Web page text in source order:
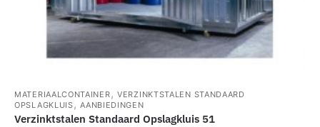
MATERIAALCONTAINER,VERZINKTSTALEN STANDAARD
OPSLAGKLUIS,AANBIEDINGEN
Verzinktstalen Standaard Opslagkluis 51